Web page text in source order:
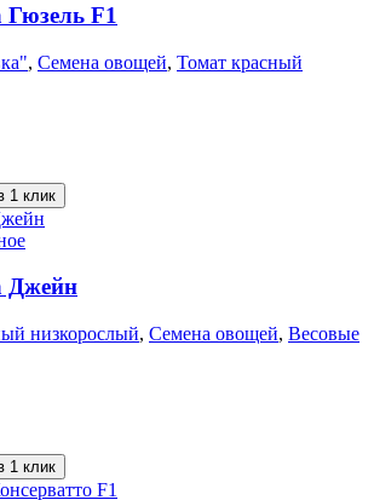
F1
, Семена овощей, Томат красный
1 клик
Джейн
низкорослый, Семена овощей, Весовые
1 клик